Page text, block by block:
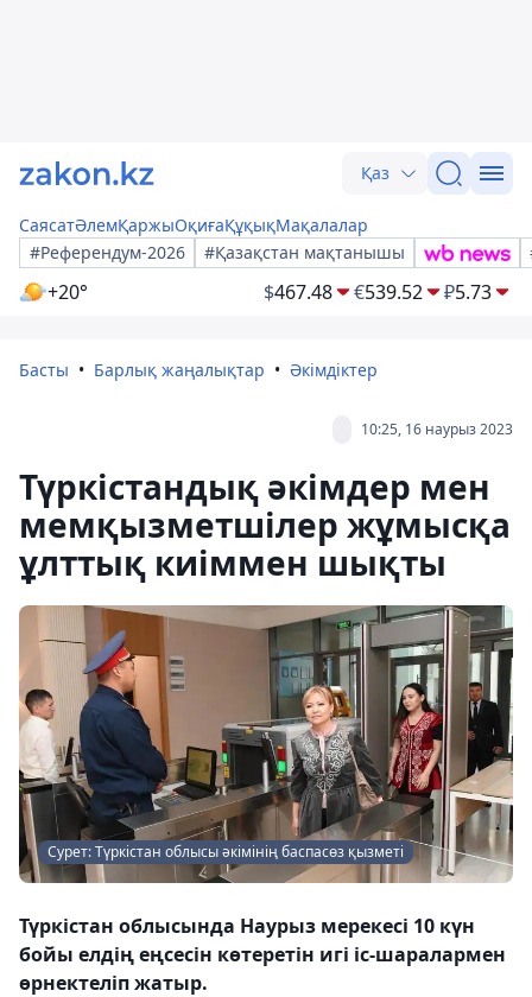
Қаз
СаясатӘлемҚаржыОқиғаҚұқықМақалалар
#Референдум-2026
#Қазақстан мақтанышы
+20° $467.48 €539.52 ₽5.73
Басты Барлық жаңалықтар Әкімдіктер
10:25, 16 наурыз 2023
Түркістандық әкімдер мен
мемқызметшілер жұмысқа
ұлттық киіммен шықты
Сурет: Түркістан облысы әкімінің баспасөз қызметі
Түркістан облысында Наурыз мерекесі 10 күн
бойы елдің еңсесін көтеретін игі іс-шаралармен
өрнектеліп жатыр.